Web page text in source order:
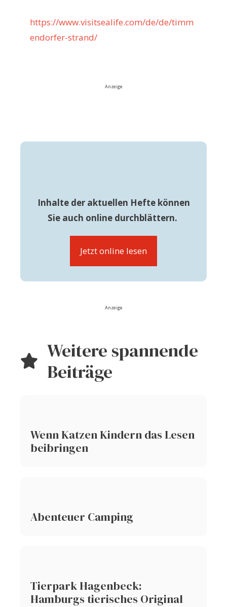
https://www.visitsealife.com/de/de/timm
endorfer-strand/
Anzeige
Inhalte der aktuellen Hefte können
Sie auch online durchblättern.
Jetzt online lesen
Anzeige
Weitere spannende
Beiträge
Wenn Katzen Kindern das Lesen
beibringen
Abenteuer Camping
Tierpark Hagenbeck:
Hamburgs tierisches Original